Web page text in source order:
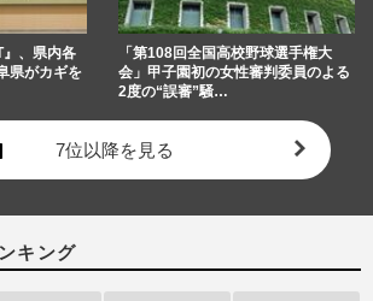
、県内各
県がカギを
「第108回全国高校野球選手権大
会」甲子園初の女性審判委員のよる
2度の“誤審”騒…
7位以降を見る
キング